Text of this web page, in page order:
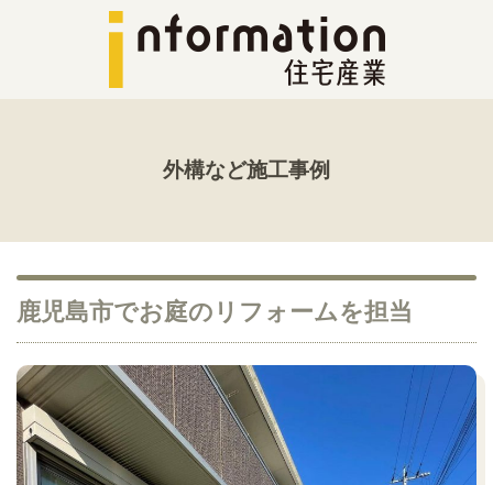
外構など施工事例
鹿児島市でお庭のリフォームを担当